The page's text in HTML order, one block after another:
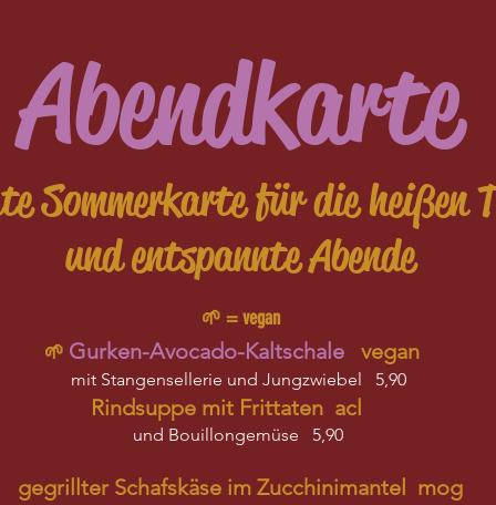
Abendkarte
Sommerkarte für die heißen
und entspannte Abende
🌱 = vegan​
🌱 Gurken-Avocado-Kaltschale vegan
mit Stangensellerie und Jungzwiebel 5,90
​Rindsuppe mit Frittaten acl
und Bouillongemüse 5,90
gegrillter Schafskäse im Zucchinimantel mog